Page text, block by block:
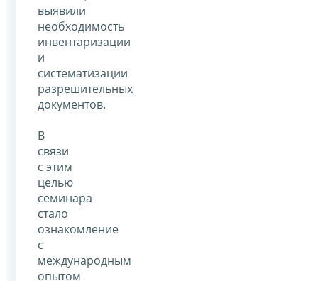
выявили
необходимость
инвентаризации
и
систематизации
разрешительных
документов.
В
связи
с этим
целью
семинара
стало
ознакомление
с
международным
опытом